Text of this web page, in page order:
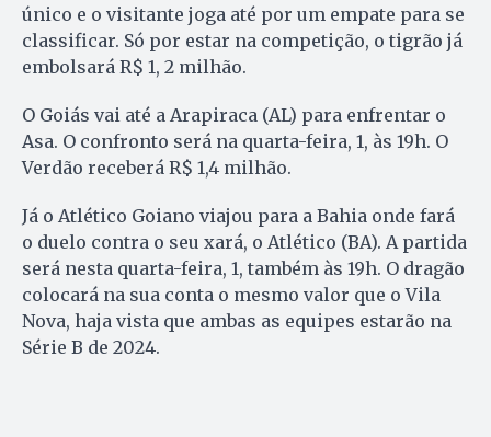
único e o visitante joga até por um empate para se
classificar. Só por estar na competição, o tigrão já
embolsará R$ 1, 2 milhão.
O Goiás vai até a Arapiraca (AL) para enfrentar o
Asa. O confronto será na quarta-feira, 1, às 19h. O
Verdão receberá R$ 1,4 milhão.
Já o Atlético Goiano viajou para a Bahia onde fará
o duelo contra o seu xará, o Atlético (BA). A partida
será nesta quarta-feira, 1, também às 19h. O dragão
colocará na sua conta o mesmo valor que o Vila
Nova, haja vista que ambas as equipes estarão na
Série B de 2024.